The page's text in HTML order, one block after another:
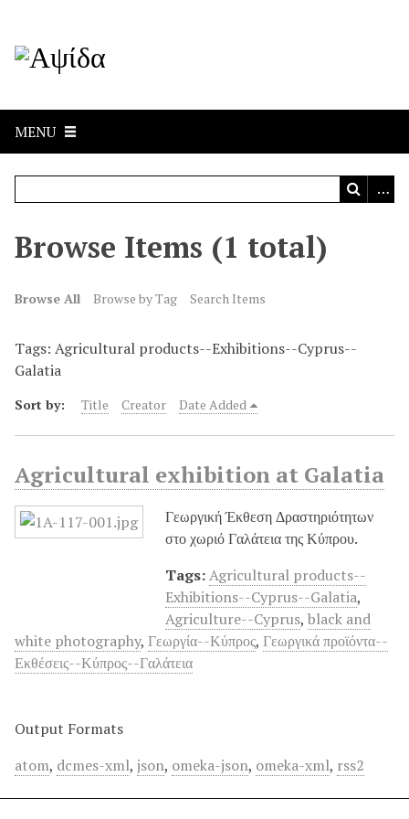
MENU
Browse Items (1 total)
Browse All Browse by Tag Search Items
Tags: Agricultural products--Exhibitions--Cyprus--
Galatia
Sort by: Title Creator Date Added
Agricultural exhibition at Galatia
Γεωργική Έκθεση Δραστηριότητων
στο χωριό Γαλάτεια της Κύπρου.
Tags:Agricultural products--
Exhibitions--Cyprus--Galatia,
Agriculture--Cyprus, black and
white photography, Γεωργία--Κύπρος, Γεωργικά προϊόντα--
Εκθέσεις--Κύπρος--Γαλάτεια
Output Formats
atom, dcmes-xml, json, omeka-json, omeka-xml, rss2